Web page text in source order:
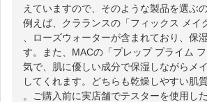
えていますので、そのような製品を選ぶ
例えば、クラランスの「フィックス メイ
、ローズウォーターが含まれており、保
す。また、MACの「プレップ プライム
気で、肌に優しい成分で保湿しながらメ
してくれます。どちらも乾燥しやすい肌
。ご購入前に実店舗でテスターを使用し